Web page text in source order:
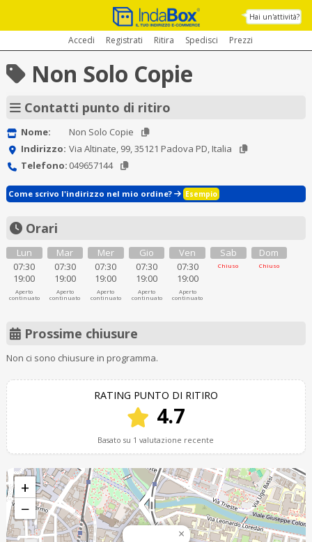
Hai un'attività?
Accedi Registrati Ritira Spedisci Prezzi
Non Solo Copie
Contatti punto di ritiro
Nome:
Non Solo Copie
Indirizzo: Via Altinate, 99, 35121 Padova PD, Italia
Telefono: 049657144
Come scrivo l'indirizzo nel mio ordine? Esempio
Orari
Lun
07:30
19:00
Aperto
continuato
Mar
07:30
19:00
Aperto
continuato
Mer
07:30
19:00
Aperto
continuato
Gio
07:30
19:00
Aperto
continuato
Ven
07:30
19:00
Aperto
continuato
Sab
Chiuso
Dom
Chiuso
Prossime chiusure
Non ci sono chiusure in programma.
RATING PUNTO DI RITIRO
4.7
Basato su 1 valutazione recente
×
+
−